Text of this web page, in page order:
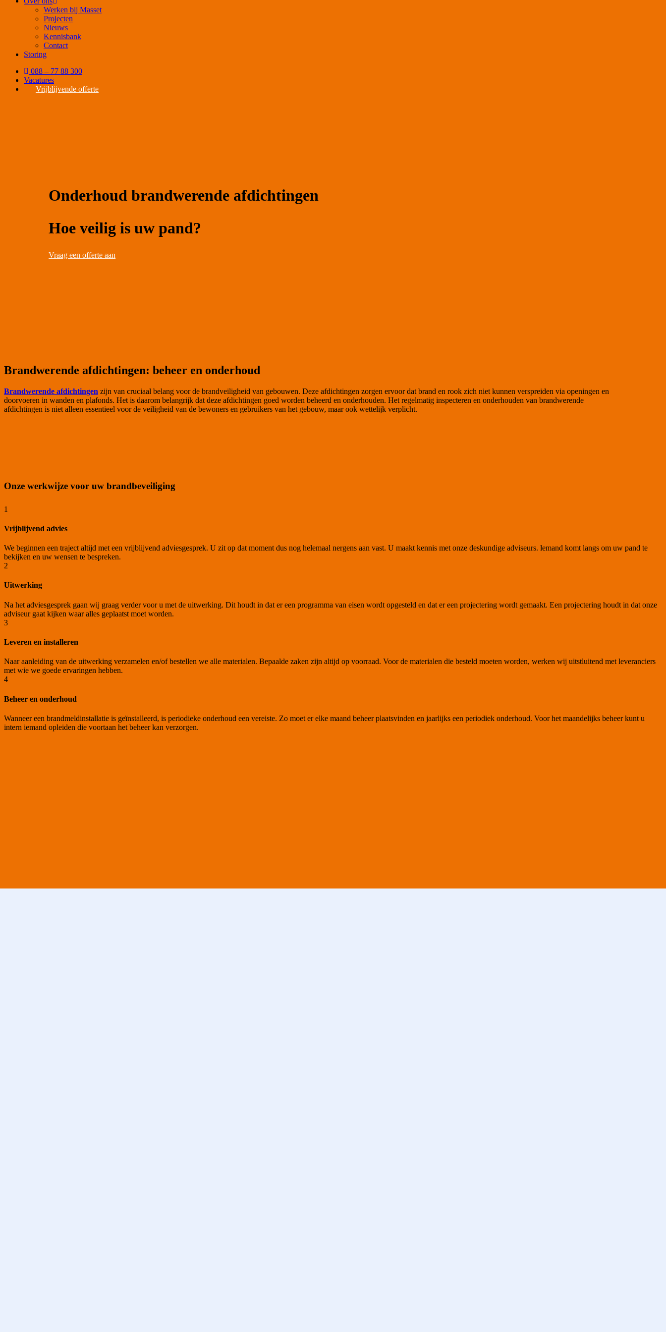
Werken bij Masset
Projecten
Nieuws
Kennisbank
Contact
Storing
088 – 77 88 300
Vacatures
Vrijblijvende offerte
Onderhoud brandwerende afdichtingen
Hoe veilig is uw pand?
Vraag een offerte aan
Brandwerende afdichtingen: beheer en onderhoud
Brandwerende afdichtingen zijn van cruciaal belang voor de brandveiligheid van gebouwen. Deze afdichtingen zorgen ervoor dat brand en rook zich niet kunnen verspreiden via openingen en
doorvoeren in wanden en plafonds. Het is daarom belangrijk dat deze afdichtingen goed worden beheerd en onderhouden. Het regelmatig inspecteren en onderhouden van brandwerende
afdichtingen is niet alleen essentieel voor de veiligheid van de bewoners en gebruikers van het gebouw, maar ook wettelijk verplicht.
Onze werkwijze voor uw brandbeveiliging
1
Vrijblijvend advies
We beginnen een traject altijd met een vrijblijvend adviesgesprek. U zit op dat moment dus nog helemaal nergens aan vast. U maakt kennis met onze deskundige adviseurs. lemand komt langs om uw pand te
bekijken en uw wensen te bespreken.
2
Uitwerking
Na het adviesgesprek gaan wij graag verder voor u met de uitwerking. Dit houdt in dat er een programma van eisen wordt opgesteld en dat er een projectering wordt gemaakt. Een projectering houdt in dat onze
adviseur gaat kijken waar alles geplaatst moet worden.
3
Leveren en installeren
Naar aanleiding van de uitwerking verzamelen en/of bestellen we alle materialen. Bepaalde zaken zijn altijd op voorraad. Voor de materialen die besteld moeten worden, werken wij uitstluitend met leveranciers
met wie we goede ervaringen hebben.
4
Beheer en onderhoud
Wanneer een brandmeldinstallatie is geïnstalleerd, is periodieke onderhoud een vereiste. Zo moet er elke maand beheer plaatsvinden en jaarlijks een periodiek onderhoud. Voor het maandelijks beheer kunt u
intern iemand opleiden die voortaan het beheer kan verzorgen.